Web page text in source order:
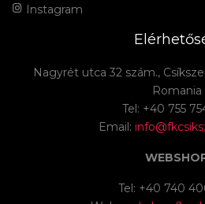
Instagram
Nagyrét utca 32 szám.,
Romania
Tel: +40 755
Email:
Tel: +40 740